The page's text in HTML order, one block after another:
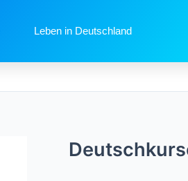
Leben in Deutschland